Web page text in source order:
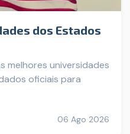
dos Estados
melhores universidades
oficiais para
06 Ago 2026